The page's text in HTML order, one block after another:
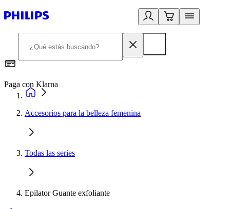
Paga con Klarna
Accesorios para la belleza femenina
Todas las series
Epilator Guante exfoliante